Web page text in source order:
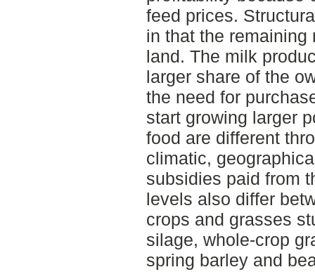
feed prices.
in that the remaining
land. The milk
larger share of the
the need for
start growing larger
food are different
climatic,
subsidies paid from
levels also differ
crops and grasses
silage, whole-crop
spring barley and